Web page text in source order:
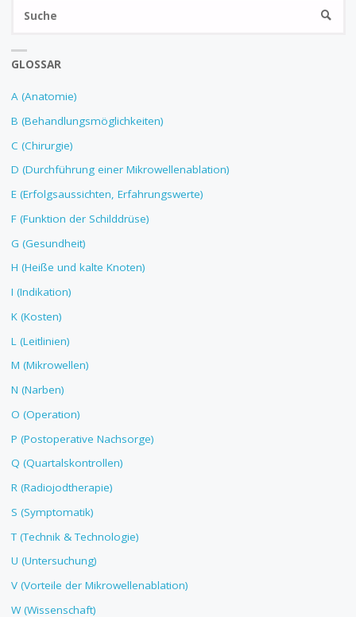
GLOSSAR
A (Anatomie)
B (Behandlungsmöglichkeiten)
C (Chirurgie)
D (Durchführung einer Mikrowellenablation)
E (Erfolgsaussichten, Erfahrungswerte)
F (Funktion der Schilddrüse)
G (Gesundheit)
H (Heiße und kalte Knoten)
I (Indikation)
K (Kosten)
L (Leitlinien)
M (Mikrowellen)
N (Narben)
O (Operation)
P (Postoperative Nachsorge)
Q (Quartalskontrollen)
R (Radiojodtherapie)
S (Symptomatik)
T (Technik & Technologie)
U (Untersuchung)
V (Vorteile der Mikrowellenablation)
W (Wissenschaft)